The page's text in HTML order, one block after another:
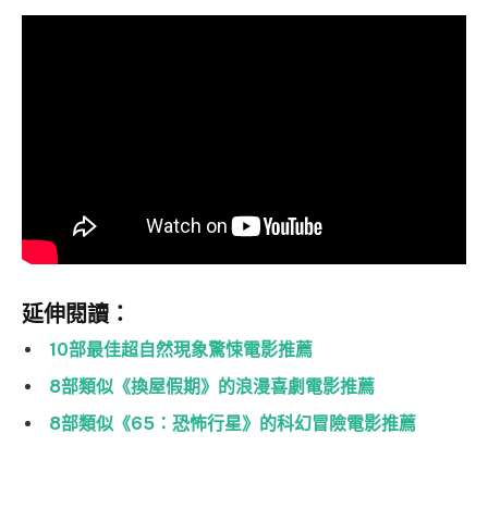
延伸閱讀：
10部最佳超自然現象驚悚電影推薦
8部類似《換屋假期》的浪漫喜劇電影推薦
8部類似《65：恐怖行星》的科幻冒險電影推薦